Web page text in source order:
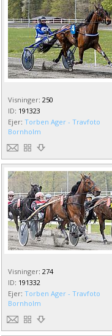
Visninger: 250
ID: 191323
Ejer: Torben Ager - Travfoto
Bornholm
Visninger: 274
ID: 191332
Ejer: Torben Ager - Travfoto
Bornholm